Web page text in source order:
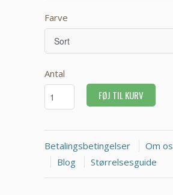
Farve
Antal
FØJ TIL KURV
Betalingsbetingelser Om os
Blog
Størrelsesguide